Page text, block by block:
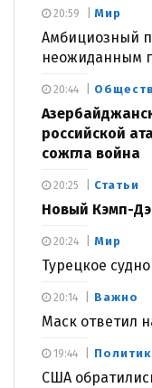
Мир
Амбициозный
неожиданным
20:59
российской
сожгла война
20:44
Статьи
Новый Кэмп-
20:25
Мир
Турецкое
20:24
Важно
Маск ответил
20:14
США
19:44